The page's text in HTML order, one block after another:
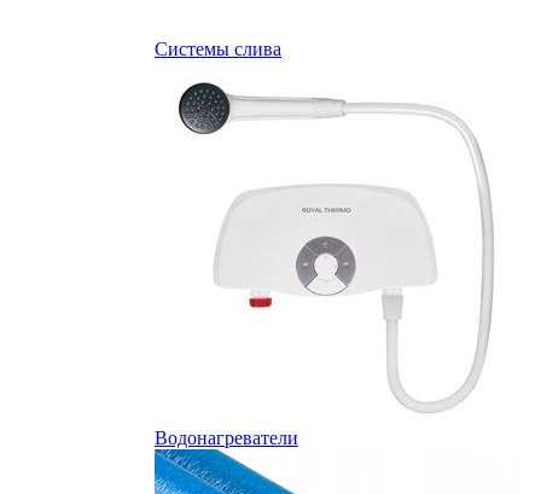
Системы слива
Водонагреватели